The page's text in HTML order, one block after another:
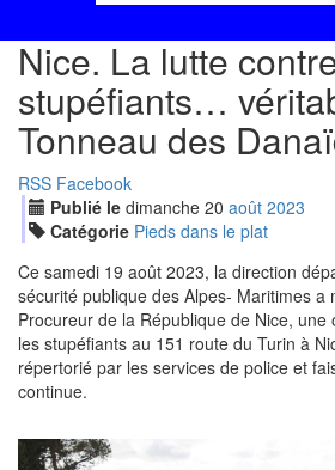
Nice. La lutte
stupéfiants…
Tonneau des
RSS Facebook
Publié le dimanche 20 août 2023
Catégorie Pieds dans le plat
Ce samedi 19 août 2023, la direction
sécurité publique des Alpes- Maritimes a
Procureur de la République de Nice,
les stupéfiants au 151 route du Turin à
répertorié par les services de police et
continue.